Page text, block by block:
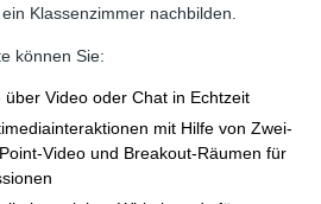
Klassenzimmer nachbilden.
können Sie:
über Video oder Chat in Echtzeit
mit Hilfe von Zwei-
Video und Breakout-Räumen für